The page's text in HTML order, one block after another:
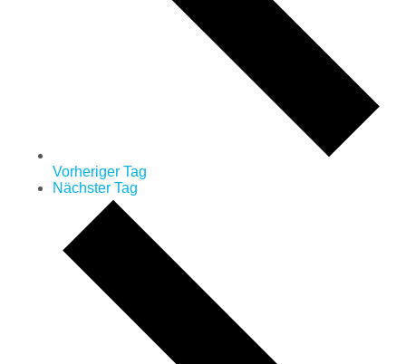
Vorheriger Tag
Nächster Tag